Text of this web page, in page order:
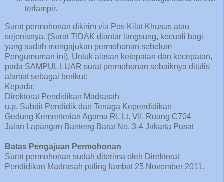
terlampir.
Surat permohonan dikirim via Pos Kilat Khusus atau
sejenisnya. (Surat TIDAK diantar langsung, kecuali bagi
yang sudah mengajukan permohonan sebelum
Pengumuman ini). Untuk alasan ketepatan dan kecepatan,
pada SAMPUL LUAR surat permohonan sebaiknya ditulis
alamat sebagai berikut:
Kepada:
Direktorat Pendidikan Madrasah
u.p. Subdit Pendidik dan Tenaga Kependidikan
Gedung Kementerian Agama RI, Lt. VII, Ruang C704
Jalan Lapangan Banteng Barat No. 3-4 Jakarta Pusat
Batas Pengajuan Permohonan
Surat permohonan sudah diterima oleh Direktorat
Pendidikan Madrasah paling lambat 25 November 2011.